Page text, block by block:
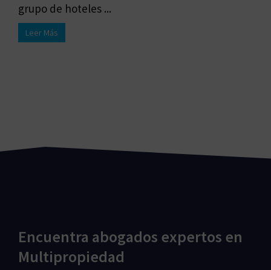
grupo de hoteles ...
Leer Más
Encuentra abogados expertos en
Multipropiedad